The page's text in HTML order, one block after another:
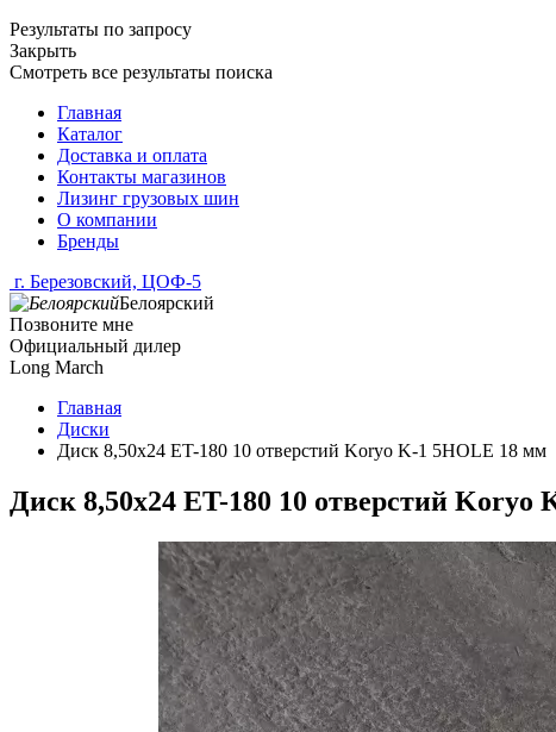
Результаты по запросу
Закрыть
Смотреть все результаты поиска
Главная
Каталог
Доставка и оплата
Контакты магазинов
Лизинг грузовых шин
О компании
Бренды
г. Березовский, ЦОФ-5
Белоярский
Позвоните мне
Официальный дилер
Long March
Главная
Диски
Диск 8,50х24 ET-180 10 отверстий Koryo K-1 5HOLE 18 мм
Диск 8,50х24 ET-180 10 отверстий